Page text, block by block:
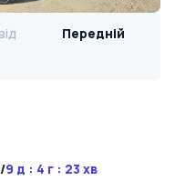
Передній
/9 д : 4 г : 23 хв